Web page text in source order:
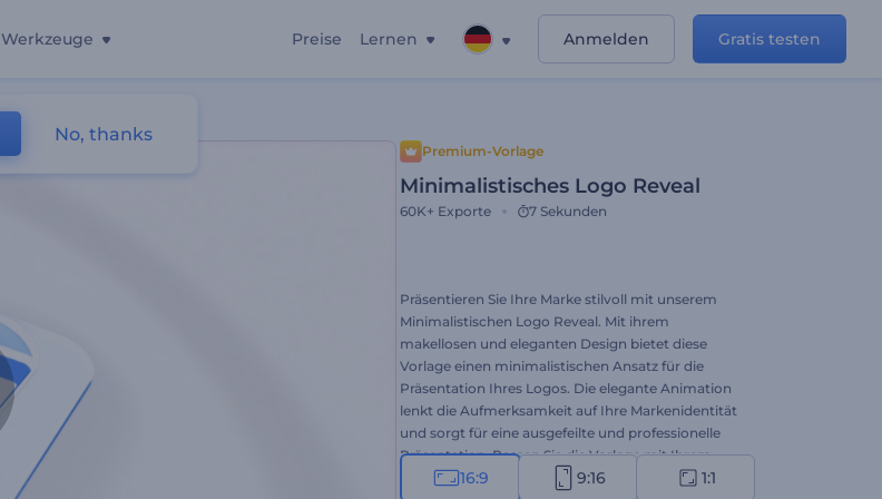
Werkzeuge Preise Lernen Anmelden Gratis testen
Premium-Vorlage
Minimalistisches Logo Reveal
60K+ Exporte 7 Sekunden
Präsentieren Sie Ihre Marke stilvoll mit unserem
Minimalistischen Logo Reveal. Mit ihrem
makellosen und eleganten Design bietet diese
Vorlage einen minimalistischen Ansatz für die
Präsentation Ihres Logos. Die elegante Animation
lenkt die Aufmerksamkeit auf Ihre Markenidentität
und sorgt für eine ausgefeilte und professionelle
Präsentation. Passen Sie die Vorlage mit Ihrem
Logo, Ihrem Slogan und Ihrer Hintergrundmusik
16:9 9:16 1:1
No, thanks